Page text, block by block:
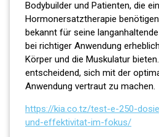
Bodybuilder und Patienten, die
Hormonersatztherapie
bekannt für seine
bei richtiger Anwendung
Körper und die Muskulatur
entscheidend, sich mit der
Anwendung vertraut zu machen.
https://kia.co.tz/test-e-250-
und-effektivitat-im-fokus/